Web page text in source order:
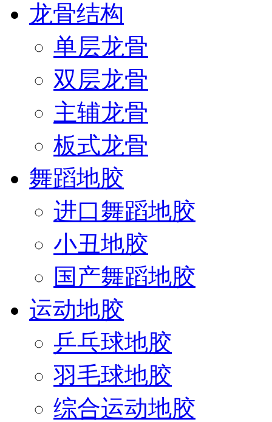
龙骨结构
单层龙骨
双层龙骨
主辅龙骨
板式龙骨
舞蹈地胶
进口舞蹈地胶
小丑地胶
国产舞蹈地胶
运动地胶
乒乓球地胶
羽毛球地胶
综合运动地胶